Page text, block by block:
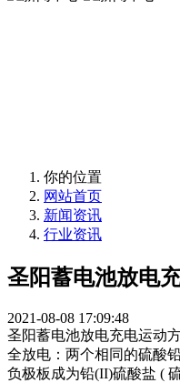
你的位置
网站首页
新闻资讯
行业资讯
圣阳蓄电池放电
2021-08-08 17:09:48
圣阳蓄电池放电充电运动
全放电：两个相同的硫酸
负极板成为铅(II)硫酸盐 (